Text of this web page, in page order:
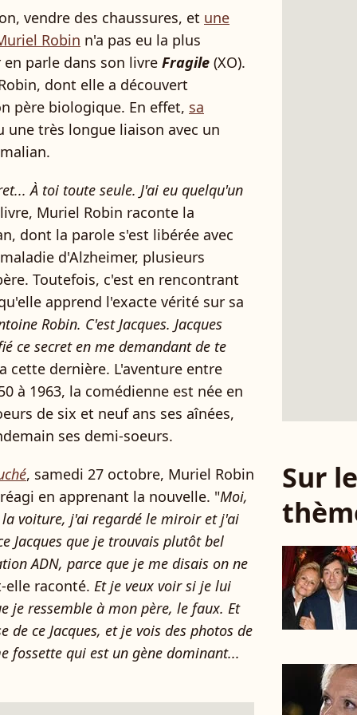
vendre des chaussures, et une
Robin n'a pas eu la plus
parle dans son livre Fragile (XO).
dont elle a découvert
père biologique. En effet, sa
une très longue liaison avec un
À toi toute seule. J'ai eu quelqu'un
Muriel Robin raconte la
dont la parole s'est libérée avec
d'Alzheimer, plusieurs
Toutefois, c'est en rencontrant
apprend l'exacte vérité sur sa
Robin. C'est Jacques. Jacques
ce secret en me demandant de te
cette dernière. L'aventure entre
à 1963, la comédienne est née en
de six et neuf ans ses aînées,
ses demi-soeurs.
, samedi 27 octobre, Muriel Robin
en apprenant la nouvelle. "Moi,
voiture, j'ai regardé le miroir et j'ai
Jacques que je trouvais plutôt bel
ADN, parce que je me disais on ne
elle raconté. Et je veux voir si je lui
je ressemble à mon père, le faux. Et
de ce Jacques, et je vois des photos de
fossette qui est un gène dominant...
Sur